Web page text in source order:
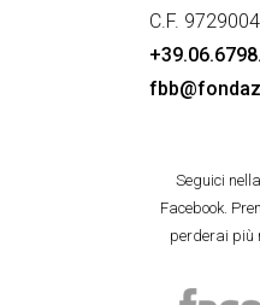
C.F.
Seguici
Facebook.
perderai più